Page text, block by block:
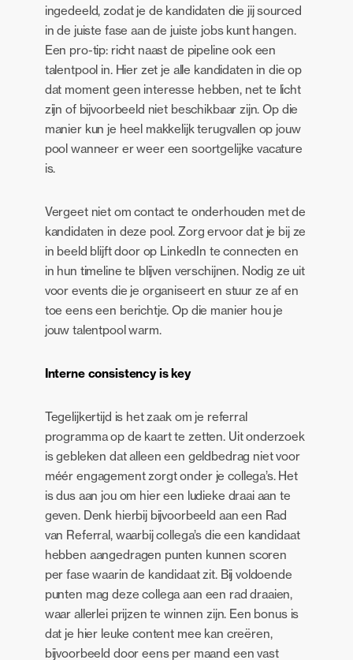
ingedeeld, zodat je de kandidaten die jij sourced
in de juiste fase aan de juiste jobs kunt hangen.
Een pro-tip: richt naast de pipeline ook een
talentpool in. Hier zet je alle kandidaten in die op
dat moment geen interesse hebben, net te licht
zijn of bijvoorbeeld niet beschikbaar zijn. Op die
manier kun je heel makkelijk terugvallen op jouw
pool wanneer er weer een soortgelijke vacature
is.
Vergeet niet om contact te onderhouden met de
kandidaten in deze pool. Zorg ervoor dat je bij ze
in beeld blijft door op LinkedIn te connecten en
in hun timeline te blijven verschijnen. Nodig ze uit
voor events die je organiseert en stuur ze af en
toe eens een berichtje. Op die manier hou je
jouw talentpool warm.
Interne consistency is key
Tegelijkertijd is het zaak om je referral
programma op de kaart te zetten. Uit onderzoek
is gebleken dat alleen een geldbedrag niet voor
méér engagement zorgt onder je collega’s. Het
is dus aan jou om hier een ludieke draai aan te
geven. Denk hierbij bijvoorbeeld aan een Rad
van Referral, waarbij collega’s die een kandidaat
hebben aangedragen punten kunnen scoren
per fase waarin de kandidaat zit. Bij voldoende
punten mag deze collega aan een rad draaien,
waar allerlei prijzen te winnen zijn. Een bonus is
dat je hier leuke content mee kan creëren,
bijvoorbeeld door eens per maand een vast